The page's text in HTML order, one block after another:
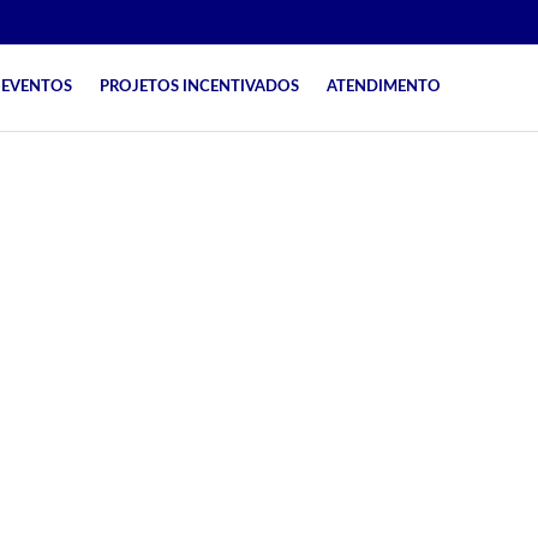
EVENTOS PROJETOS INCENTIVADOS ATENDIMENTO